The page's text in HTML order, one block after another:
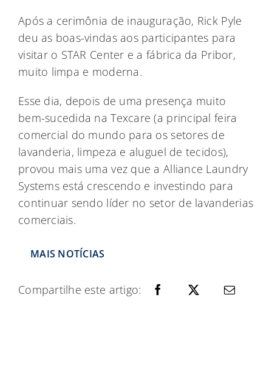
Após a cerimônia de inauguração, Rick Pyle
deu as boas-vindas aos participantes para
visitar o STAR Center e a fábrica da Pribor,
muito limpa e moderna.
Esse dia, depois de uma presença muito
bem-sucedida na Texcare (a principal feira
comercial do mundo para os setores de
lavanderia, limpeza e aluguel de tecidos),
provou mais uma vez que a Alliance Laundry
Systems está crescendo e investindo para
continuar sendo líder no setor de lavanderias
comerciais.
MAIS NOTÍCIAS
Compartilhe este artigo: